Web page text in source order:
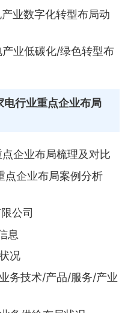
业数字化转型布局动
业低碳化/绿色转型布
电行业重点企业布局
企业布局梳理及对比
点企业布局案例分析
公司
息
况
务技术/产品/服务/产业